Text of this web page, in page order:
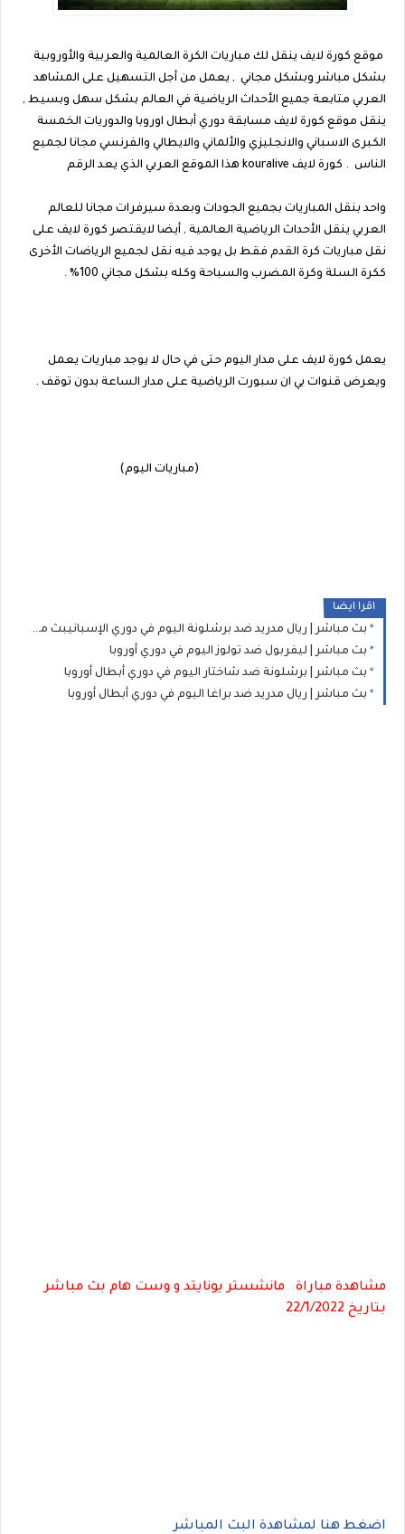
موقع كورة لايف ينقل لك مباريات الكرة العالمية والعربية والأوروبية
بشكل مباشر وبشكل مجاني , يعمل من أجل التسهيل على المشاهد
العربي متابعة جميع الأحداث الرياضية في العالم بشكل سهل وبسيط ,
ينقل موقع كورة لايف مسابقة دوري أبطال اوروبا والدوريات الخمسة
الكبرى الاسباني والانجليزي والألماني والايطالي والفرنسي مجانا لجميع
الناس . كورة لايف kouralive هذا الموقع العربي الذي يعد الرقم
واحد بنقل المباريات بجميع الجودات وبعدة سيرفرات مجانا للعالم
العربي ينقل الأحداث الرياضية العالمية , أيضا لايقتصر كورة لايف على
نقل مباريات كرة القدم فقط بل يوجد فيه نقل لجميع الرياضات الأخرى
ككرة السلة وكرة المضرب والسباحة وكله بشكل مجاني 100% .
يعمل كورة لايف على مدار اليوم حتى في حال لا يوجد مباريات يعمل
ويعرض قنوات بي ان سبورت الرياضية على مدار الساعة بدون توقف .
(مباريات اليوم)
اقرا ايضا
بث مباشر | ريال مدريد ضد برشلونة اليوم في دوري الإسبانيبث مباشر | ريال مدريد ضد برشلونة اليوم في دوري الإسباني
بث مباشر | ليفربول ضد تولوز اليوم في دوري أوروبا
بث مباشر | برشلونة ضد شاختار اليوم في دوري أبطال أوروبا
بث مباشر | ريال مدريد ضد براغا اليوم في دوري أبطال أوروبا
مشاهدة مباراة مانشستر يونايتد و وست هام بث مباشر
بتاريخ 22/1/2022
اضغط هنا لمشاهدة البث المباشر